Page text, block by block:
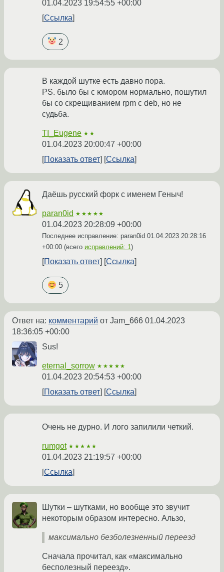
01.04.2023 19:54:55 +00:00
Ссылка
2
В каждой шутке есть давно пора.
PS. было бы с юмором нормально, пошутил
бы со скрещиванием rpm с deb, но не
судьба.
TI_Eugene ★★
01.04.2023 20:00:47 +00:00
Показать ответ
Ссылка
Даёшь русский форк с именем Геныч!
paran0id ★★★★★
01.04.2023 20:28:09 +00:00
Последнее исправление: paran0id 01.04.2023 20:28:16
+00:00 (всего исправлений: 1 )
Показать ответ Ссылка
5
Ответ на: комментарий от Jam_666 01.04.2023
18:36:05 +00:00
Sus!
eternal_sorrow ★★★★★
01.04.2023 20:54:53 +00:00
Показать ответ
Ссылка
Очень не дурно. И лого запилили четкий.
rumgot ★★★★★
01.04.2023 21:19:57 +00:00
Ссылка
Шутки – шутками, но вообще это звучит
некоторым образом интересно. Альзо,
максимально безболезненный переезд
Сначала прочитал, как «максимально
бесполезный переезд».